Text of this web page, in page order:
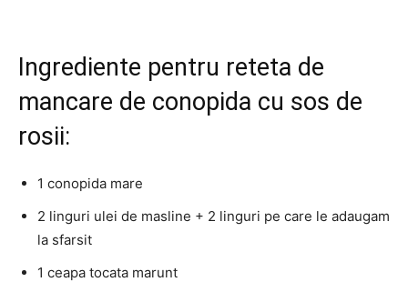
Ingrediente pentru reteta de
mancare de conopida cu sos de
rosii:
1 conopida mare
2 linguri ulei de masline + 2 linguri pe care le adaugam
la sfarsit
1 ceapa tocata marunt